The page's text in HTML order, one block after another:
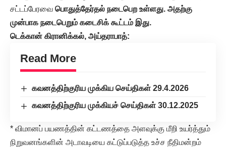
சட்டப்பேரவை பொதுத்தேர்தல் நடைபெற உள்ளது. அதற்கு
முன்பாக நடைபெறும் கடைசிக் கூட்டம் இது.
டெக்கான் கிரானிக்கல், அய்தராபாத்:
Read More
கவனத்திற்குரிய முக்கிய செய்திகள் 29.4.2026
கவனத்திற்குரிய முக்கியச் செய்திகள் 30.12.2025
* விமானப் பயணத்தின் கட்டணத்தை அளவுக்கு மீறி உயர்த்தும்
நிறுவனங்களின் அடாவடியை கட்டுப்படுத்த உச்ச நீதிமன்றம்